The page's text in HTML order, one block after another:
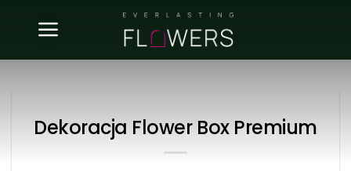
Dekoracja Flower Box Premium